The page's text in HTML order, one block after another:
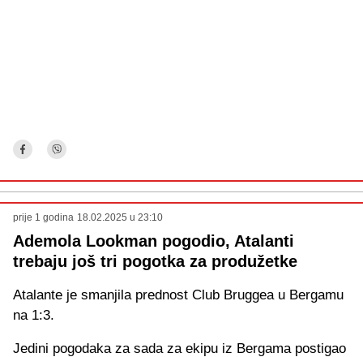
prije 1 godina 18.02.2025 u 23:10
Ademola Lookman pogodio, Atalanti
trebaju još tri pogotka za produžetke
Atalante je smanjila prednost Club Bruggea u Bergamu
na 1:3.
Jedini pogodaka za sada za ekipu iz Bergama postigao